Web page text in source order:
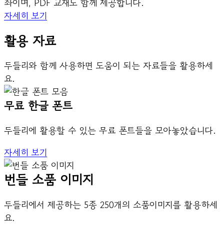
좌이며, PDF 교재도 함께 제공합니다.
자세히 보기
활용 자료
두들리와 함께 사용하면 도움이 되는 자료들을 활용하세
요.
무료 한글 폰트
두들리에 활용할 수 있는 무료 폰트들을 모아놓았습니다.
자세히 보기
번들 소품 이미지
두들리에서 제공하는 5종 250개의 소품이미지를 활용하세
요.